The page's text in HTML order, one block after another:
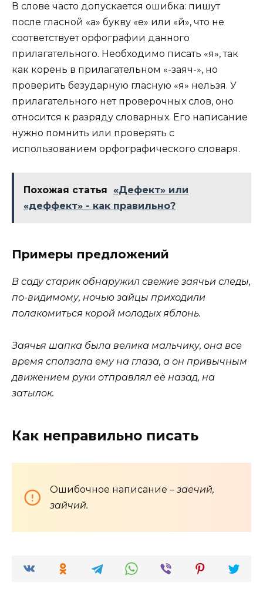
В слове часто допускается ошибка: пишут
после гласной «а» букву «е» или «й», что не
соответствует орфографии данного
прилагательного. Необходимо писать «я», так
как корень в прилагательном «-заяч-», но
проверить безударную гласную «я» нельзя. У
прилагательного нет проверочных слов, оно
относится к разряду словарных. Его написание
нужно помнить или проверять с
использованием орфографического словаря.
Похожая статья
«Дефект» или
«деффект» - как правильно?
Примеры предложений
В саду старик обнаружил свежие заячьи следы,
по-видимому, ночью зайцы приходили
полакомиться корой молодых яблонь.
Заячья шапка была велика мальчику, она все
время сползала ему на глаза, а он привычным
движением руки отправлял её назад, на
затылок.
Как неправильно писать
Ошибочное написание – заечий,
зайчий.